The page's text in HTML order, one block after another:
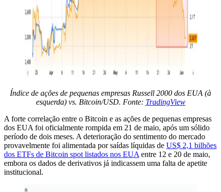
Índice de ações de pequenas empresas Russell 2000 dos EUA (à
esquerda) vs. Bitcoin/USD. Fonte: TradingView
A forte correlação entre o Bitcoin e as ações de pequenas empresas
dos EUA foi oficialmente rompida em 21 de maio, após um sólido
período de dois meses. A deterioração do sentimento do mercado
provavelmente foi alimentada por saídas líquidas de US$ 2,1 bilhões
dos ETFs de Bitcoin spot listados nos EUA entre 12 e 20 de maio,
embora os dados de derivativos já indicassem uma falta de apetite
institucional.